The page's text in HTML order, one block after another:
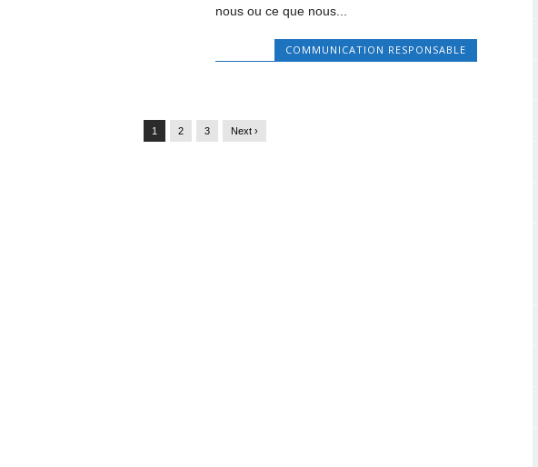
nous ou ce que nous...
COMMUNICATION RESPONSABLE
1 2 3 Next ›